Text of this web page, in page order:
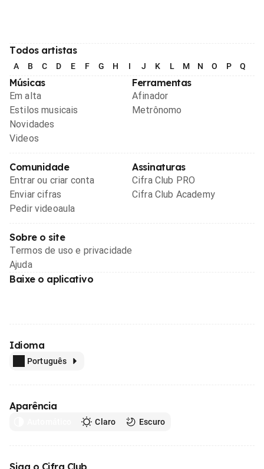
Todos artistas
A B C D E F G H I J K L M N O P Q
Músicas
Em alta
Estilos musicais
Novidades
Videos
Ferramentas
Afinador
Metrônomo
Comunidade
Entrar ou criar conta
Enviar cifras
Pedir videoaula
Assinaturas
Cifra Club PRO
Cifra Club Academy
Sobre o site
Termos de uso e privacidade
Ajuda
Baixe o aplicativo
Idioma
Português
Aparência
Claro Escuro
Siga o Cifra Club